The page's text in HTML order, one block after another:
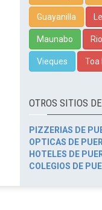
Guayanilla
Maunabo
Vieques Toa
OTROS SITIOS
PIZZERIAS DE
OPTICAS DE
HOTELES DE
COLEGIOS DE